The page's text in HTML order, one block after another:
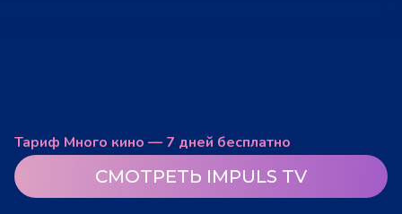
Тариф Много кино — 7 дней бесплатно
СМОТРЕТЬ IMPULS TV